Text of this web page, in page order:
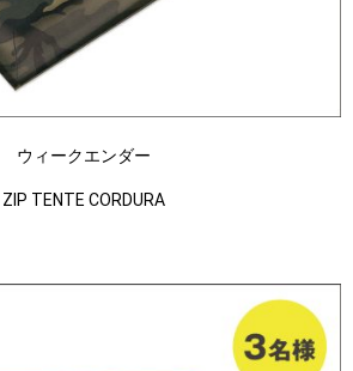
ウィークエンダー
ZIP TENTE CORDURA